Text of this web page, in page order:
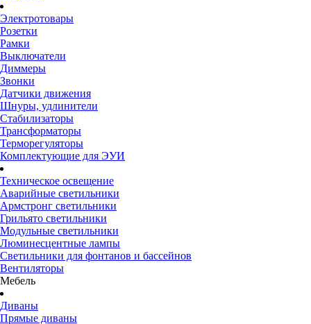
Электротовары
Розетки
Рамки
Выключатели
Диммеры
Звонки
Датчики движения
Шнуры, удлинители
Стабилизаторы
Трансформаторы
Терморегуляторы
Комплектующие для ЭУИ
Техническое освещение
Аварийные светильники
Армстронг светильники
Грильято светильники
Модульные светильники
Люминесцентные лампы
Светильники для фонтанов и бассейнов
Вентиляторы
Мебель
Диваны
Прямые диваны